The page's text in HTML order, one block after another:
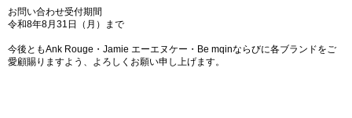
お問い合わせ受付期間
令和8年8月31日（月）まで
今後ともAnk Rouge・Jamie エーエヌケー・Be mqinならびに各ブランドをご
愛顧賜りますよう、よろしくお願い申し上げます。